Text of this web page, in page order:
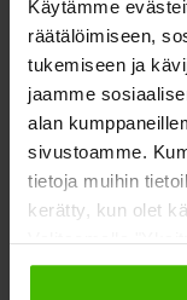
Käytämme
räätälöimiseen,
tukemiseen ja
jaamme
alan
sivustoamme.
tietoja muihin
kerätty, kun olet
Valitsemalla
evästeisiin.
jälkeen.